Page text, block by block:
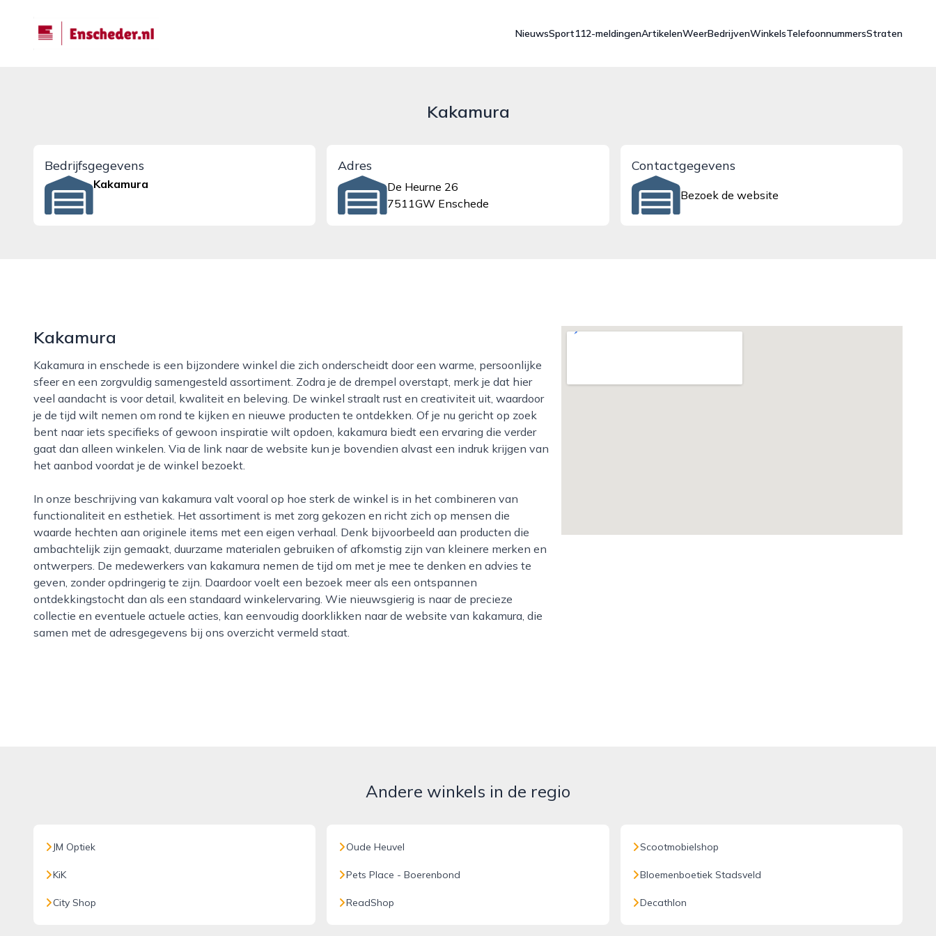
enscheder.nl
NieuwsSport112-meldingenArtikelenWeerBedrijvenWinkelsTelefoonnummersStraten
Kakamura
Bedrijfsgegevens
Kakamura
Adres
De Heurne 26
7511GW Enschede
Contactgegevens
Bezoek de website
Kakamura
Kakamura in enschede is een bijzondere winkel die zich onderscheidt door een warme, persoonlijke
sfeer en een zorgvuldig samengesteld assortiment. Zodra je de drempel overstapt, merk je dat hier
veel aandacht is voor detail, kwaliteit en beleving. De winkel straalt rust en creativiteit uit, waardoor
je de tijd wilt nemen om rond te kijken en nieuwe producten te ontdekken. Of je nu gericht op zoek
bent naar iets specifieks of gewoon inspiratie wilt opdoen, kakamura biedt een ervaring die verder
gaat dan alleen winkelen. Via de link naar de website kun je bovendien alvast een indruk krijgen van
het aanbod voordat je de winkel bezoekt.
In onze beschrijving van kakamura valt vooral op hoe sterk de winkel is in het combineren van
functionaliteit en esthetiek. Het assortiment is met zorg gekozen en richt zich op mensen die
waarde hechten aan originele items met een eigen verhaal. Denk bijvoorbeeld aan producten die
ambachtelijk zijn gemaakt, duurzame materialen gebruiken of afkomstig zijn van kleinere merken en
ontwerpers. De medewerkers van kakamura nemen de tijd om met je mee te denken en advies te
geven, zonder opdringerig te zijn. Daardoor voelt een bezoek meer als een ontspannen
ontdekkingstocht dan als een standaard winkelervaring. Wie nieuwsgierig is naar de precieze
collectie en eventuele actuele acties, kan eenvoudig doorklikken naar de website van kakamura, die
samen met de adresgegevens bij ons overzicht vermeld staat.
Andere winkels in de regio
JM Optiek
KiK
City Shop
Oude Heuvel
Pets Place - Boerenbond
ReadShop
Scootmobielshop
Bloemenboetiek Stadsveld
Decathlon